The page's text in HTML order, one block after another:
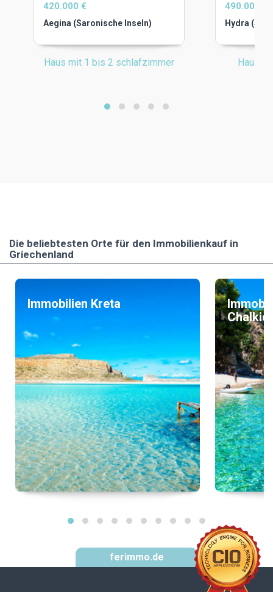
420.000 €
Aegina (Saronische Inseln)
Haus mit 1 bis 2 schlafzimmer
490.000 €
Hydra
Haus
Die beliebtesten Οrte für den Immobilienkauf in
Griechenland
Immobilien Kreta
ferimmo.de